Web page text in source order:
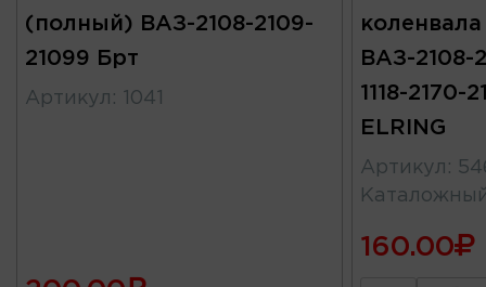
(полный) ВАЗ-2108-2109-
21099 Брт
Артикул : 1041
ВАЗ-2108-
1118-2170-
ELRING
Артикул :
160.00